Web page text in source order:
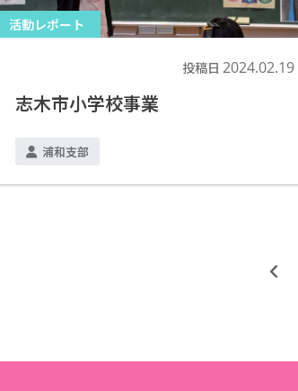
活動レポート
投稿日 2024.02.19
志木市小学校事業
浦和支部